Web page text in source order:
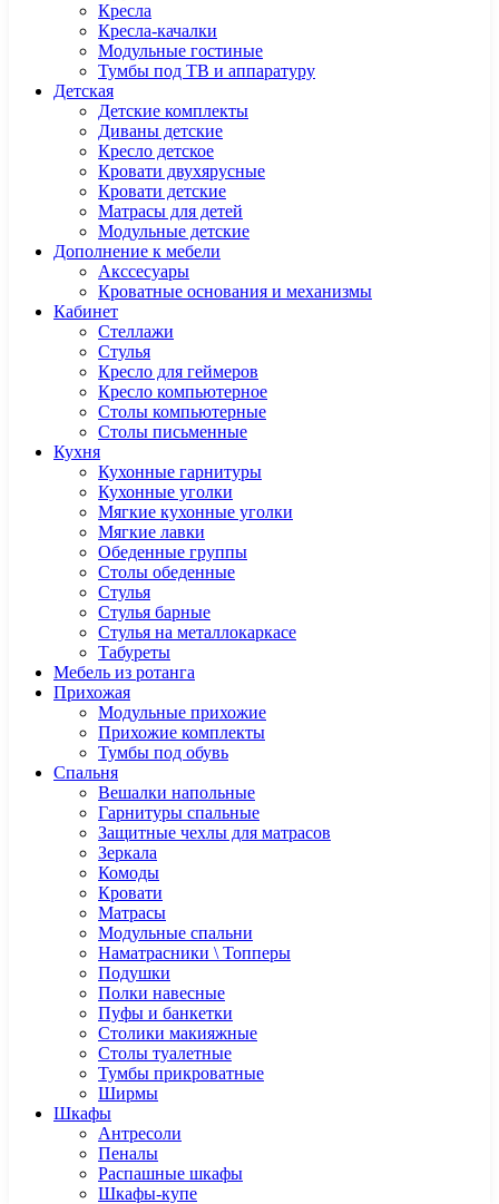
Кресла
Кресла-качалки
Модульные гостиные
Тумбы под ТВ и аппаратуру
Детская
Детские комплекты
Диваны детские
Кресло детское
Кровати двухярусные
Кровати детские
Матрасы для детей
Модульные детские
Дополнение к мебели
Акссесуары
Кроватные основания и механизмы
Кабинет
Cтеллажи
Cтулья
Кресло для геймеров
Кресло компьютерное
Столы компьютерные
Столы письменные
Кухня
Кухонные гарнитуры
Кухонные уголки
Мягкие кухонные уголки
Мягкие лавки
Обеденные группы
Столы обеденные
Стулья
Стулья барные
Стулья на металлокаркасе
Табуреты
Мебель из ротанга
Прихожая
Модульные прихожие
Прихожие комплекты
Тумбы под обувь
Спальня
Вешалки напольные
Гарнитуры спальные
Защитные чехлы для матрасов
Зеркала
Комоды
Кровати
Матрасы
Модульные спальни
Наматрасники \ Топперы
Подушки
Полки навесные
Пуфы и банкетки
Столики макияжные
Столы туалетные
Тумбы прикроватные
Ширмы
Шкафы
Антресоли
Пеналы
Распашные шкафы
Шкафы-купе